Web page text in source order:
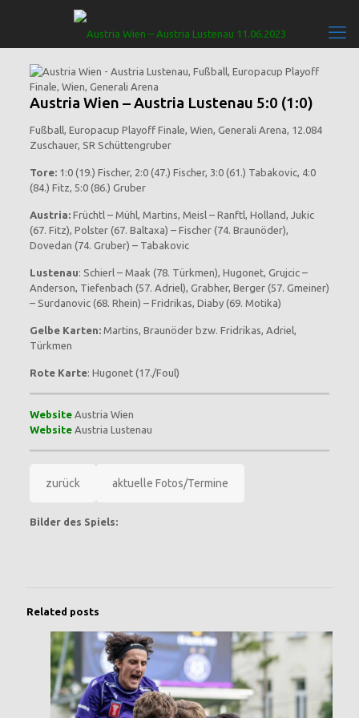
Austria Wien – Austria Lustenau 5:0 (1:0)
Fußball, Europacup Playoff Finale, Wien, Generali Arena, 12.084
Zuschauer, SR Schüttengruber
Tore:1:0 (19.) Fischer, 2:0 (47.) Fischer, 3:0 (61.) Tabakovic, 4:0
(84.) Fitz, 5:0 (86.) Gruber
Austria:Früchtl – Mühl, Martins, Meisl – Ranftl, Holland, Jukic
(67. Fitz), Polster (67. Baltaxa) – Fischer (74. Braunöder),
Dovedan (74. Gruber) – Tabakovic
Lustenau: Schierl – Maak (78. Türkmen), Hugonet, Grujcic –
Anderson, Tiefenbach (57. Adriel), Grabher, Berger (57. Gmeiner)
– Surdanovic (68. Rhein) – Fridrikas, Diaby (69. Motika)
Gelbe Karten: Martins, Braunöder bzw. Fridrikas, Adriel,
Türkmen
Rote Karte: Hugonet (17./Foul)
WebsiteAustria Wien
WebsiteAustria Lustenau
zurück aktuelle Fotos/Termine
Bilder des Spiels:
Related posts